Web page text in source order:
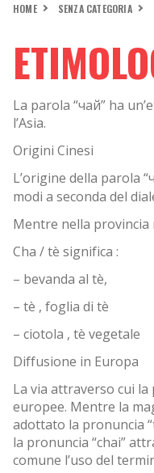
HOME SENZA CATEGORIA
La parola “чай” ha
l’Asia.
Origini Cinesi
L’origine della parola
modi a seconda del
Mentre nella provincia
Cha / tè significa :
– bevanda al tè,
– tè , foglia di tè
– ciotola , tè vegetale
Diffusione in Europa
La via attraverso cui
europee. Mentre la
adottato la pronuncia
la pronuncia “chai”
comune l’uso del